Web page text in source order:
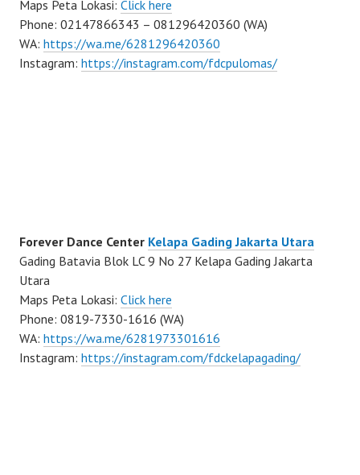
Maps Peta Lokasi: Click here
Phone: 02147866343 – 081296420360 (WA)
WA: https://wa.me/6281296420360
Instagram: https://instagram.com/fdcpulomas/
Forever Dance Center Kelapa Gading Jakarta Utara
Gading Batavia Blok LC 9 No 27 Kelapa Gading Jakarta
Utara
Maps Peta Lokasi: Click here
Phone: 0819-7330-1616 (WA)
WA: https://wa.me/6281973301616
Instagram: https://instagram.com/fdckelapagading/